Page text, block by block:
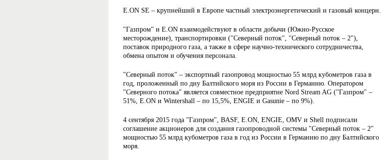
E.ON SE – крупнейший в Европе частный электроэнергетический и газовый концерн.
"Газпром" и E.ON взаимодействуют в области добычи (Южно-Русское
месторождение), транспортировки ("Северный поток", "Северный поток – 2"),
поставок природного газа, а также в сфере научно-технического сотрудничества,
обмена опытом и обучения персонала.
"Северный поток" – экспортный газопровод мощностью 55 млрд кубометров газа в
год, проложенный по дну Балтийского моря из России в Германию. Оператором
"Северного потока" является совместное предприятие Nord Stream AG ("Газпром" –
51%, E.ON и Wintershall – по 15,5%, ENGIE и Gasunie – по 9%).
4 сентября 2015 года "Газпром", BASF, E.ON, ENGIE, OMV и Shell подписали
cоглашение акционеров для создания газопроводной системы "Северный поток – 2"
мощностью 55 млрд кубометров газа в год из России в Германию по дну Балтийского
моря.